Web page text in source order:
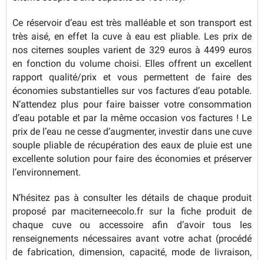
Ce réservoir d’eau est très malléable et son transport est
très aisé, en effet la cuve à eau est pliable. Les prix de
nos citernes souples varient de 329 euros à 4499 euros
en fonction du volume choisi. Elles offrent un excellent
rapport qualité/prix et vous permettent de faire des
économies substantielles sur vos factures d’eau potable.
N’attendez plus pour faire baisser votre consommation
d’eau potable et par la même occasion vos factures ! Le
prix de l’eau ne cesse d’augmenter, investir dans une cuve
souple pliable de récupération des eaux de pluie est une
excellente solution pour faire des économies et préserver
l’environnement.
N’hésitez pas à consulter les détails de chaque produit
proposé par maciterneecolo.fr sur la fiche produit de
chaque cuve ou accessoire afin d’avoir tous les
renseignements nécessaires avant votre achat (procédé
de fabrication, dimension, capacité, mode de livraison,